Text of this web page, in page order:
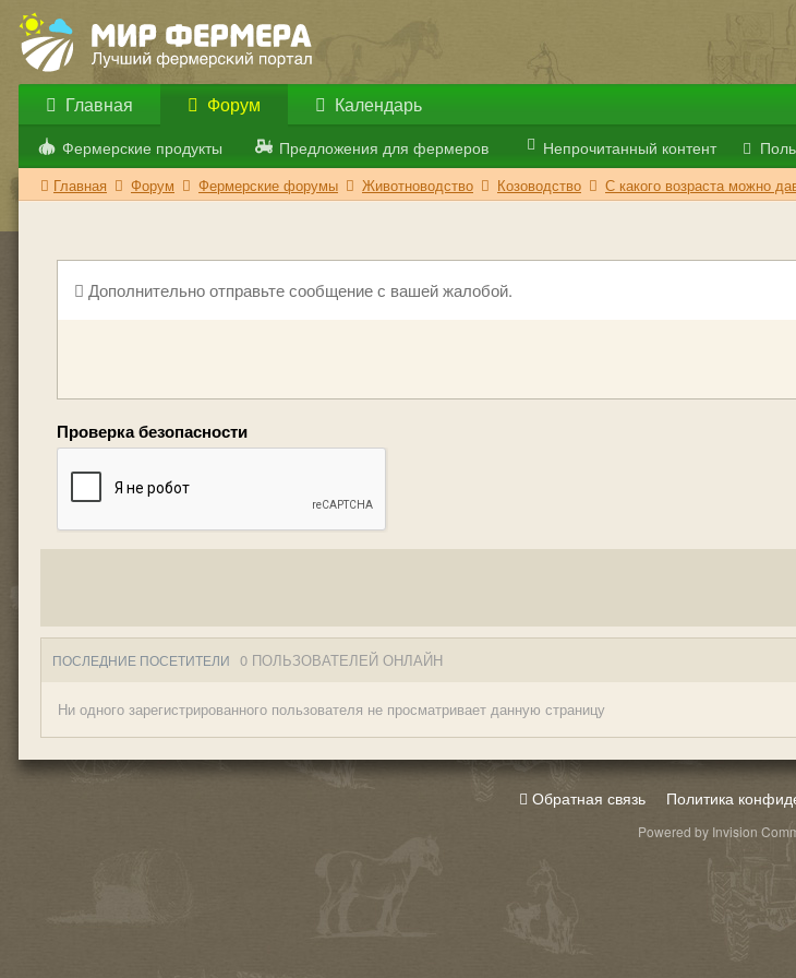
Главная Форум
Фермерские продукты Предложения для фермеров Непрочитанный контент
Календарь
Главная Форум Фермерские форумы Животноводство Козоводство С какого возраста можно
Дополнительно отправьте сообщение с вашей жалобой.
Проверка безопасности
ПОСЛЕДНИЕ ПОСЕТИТЕЛИ 0 ПОЛЬЗОВАТЕЛЕЙ ОНЛАЙН
Ни одного зарегистрированного пользователя не просматривает данную страницу
Обратная связь Политика
Powered by Invision